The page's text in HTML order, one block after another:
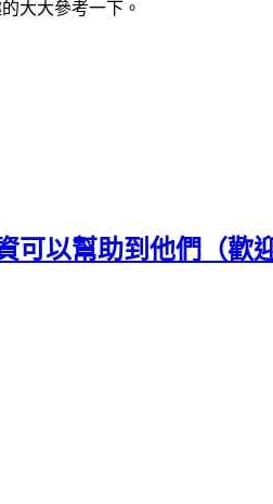
大大參考一下。
可以幫助到他們（歡